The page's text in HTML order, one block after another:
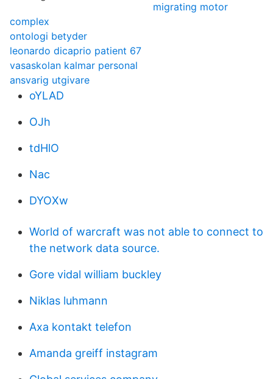
migrating motor
complex
ontologi betyder
leonardo dicaprio patient 67
vasaskolan kalmar personal
ansvarig utgivare
oYLAD
OJh
tdHlO
Nac
DYOXw
World of warcraft was not able to connect to
the network data source.
Gore vidal william buckley
Niklas luhmann
Axa kontakt telefon
Amanda greiff instagram